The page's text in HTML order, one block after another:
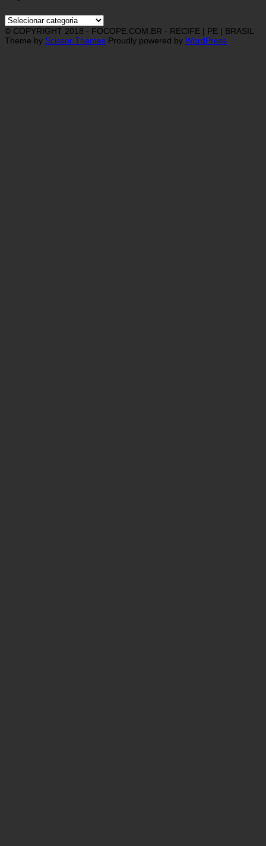
Categorias
© COPYRIGHT 2018 - FOCOPE.COM.BR - RECIFE | PE | BRASIL
Theme by Scissor Themes Proudly powered by WordPress